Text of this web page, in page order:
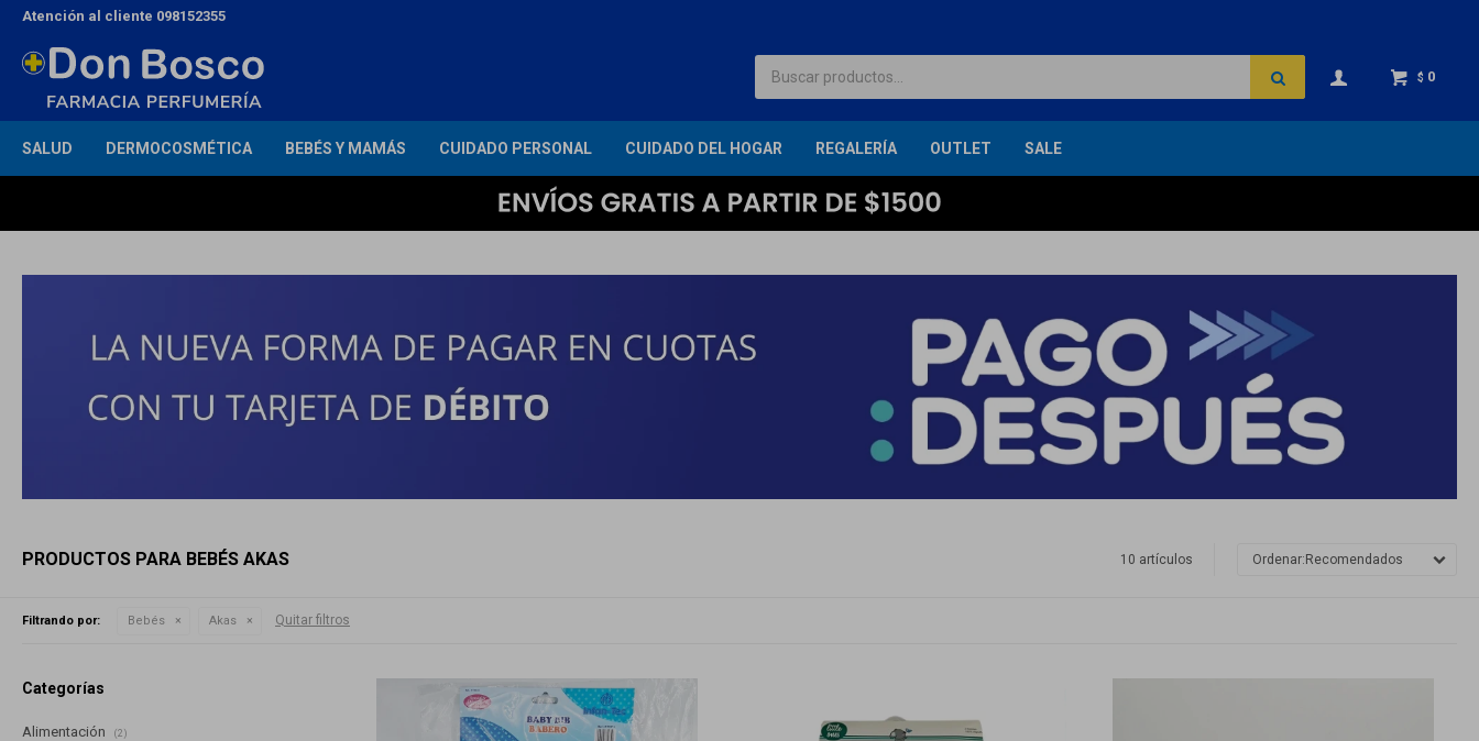
SALUD DERMOCOSMÉTICA BEBÉS Y MAMÁS CUIDADO PERSONAL CUIDADO DEL HOGAR REGALERÍA OUTLET SALE
$ 0
Atención al cliente 098152355
PRODUCTOS PARA BEBÉS AKAS 10 artículos Recomendados
Filtrando por: Bebés Akas Quitar filtros
Categorías
Alimentación (2)